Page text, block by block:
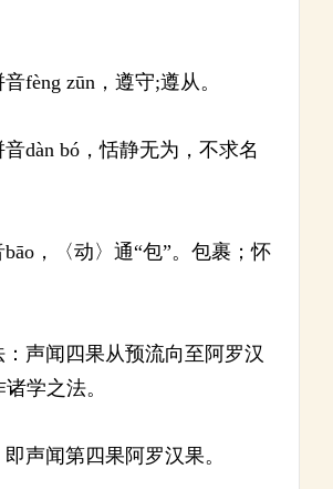
fèng zūn，遵守;遵从。
dàn bó，恬静无为，不求名
，〈动〉通“包”。包裹；怀
声闻四果从预流向至阿罗汉
学之法。
声闻第四果阿罗汉果。